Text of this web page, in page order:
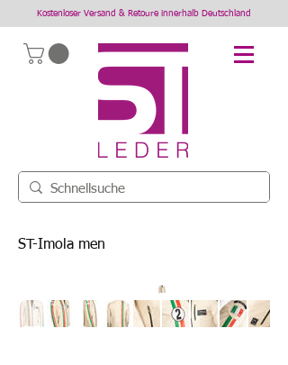
Kostenloser Versand & Retoure innerhalb Deutschland
ST-Imola men